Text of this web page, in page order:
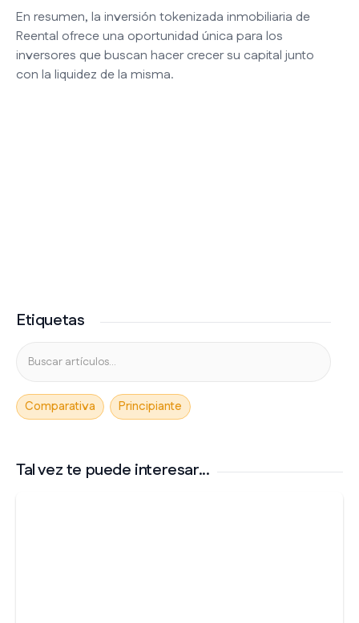
En resumen, la inversión tokenizada inmobiliaria de
Reental ofrece una oportunidad única para los
inversores que buscan hacer crecer su capital junto
con la liquidez de la misma.
Etiquetas
Comparativa Principiante
Tal vez te puede interesar...